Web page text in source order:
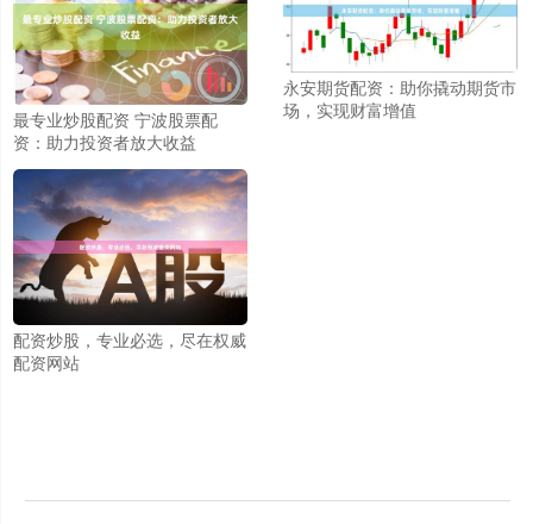
最专业炒股配资 宁波股票配
资：助力投资者放大收益
永安期货配资：助你撬动期货市
场，实现财富增值
配资炒股，专业必选，尽在权威
配资网站